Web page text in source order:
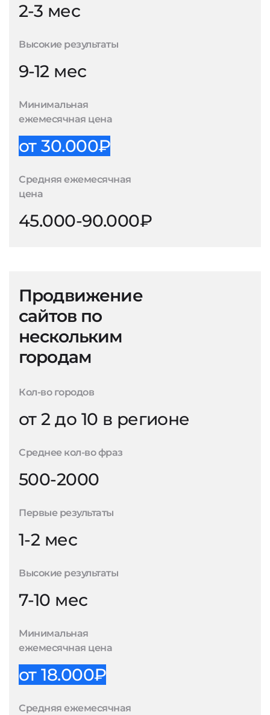
2-3 мес
Высокие результаты
9-12 мес
Минимальная
ежемесячная цена
от 30.000₽
Средняя ежемесячная
цена
45.000-90.000₽
Продвижение
сайтов по
нескольким
городам
Кол-во городов
от 2 до 10 в регионе
Среднее кол-во фраз
500-2000
Первые результаты
1-2 мес
Высокие результаты
7-10 мес
Минимальная
ежемесячная цена
от 18.000₽
Средняя ежемесячная